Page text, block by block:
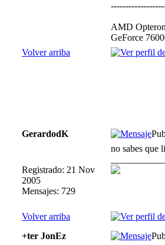
AMD
GeForce
Volver arriba
GerardodK
Registrado: 21 Nov
2005
Mensajes: 729
no sabes que
Volver arriba
+ter JonEz